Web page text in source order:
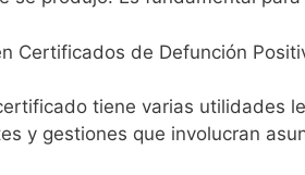
Certificados de Defunción
tiene varias utilidades
y gestiones que involucran